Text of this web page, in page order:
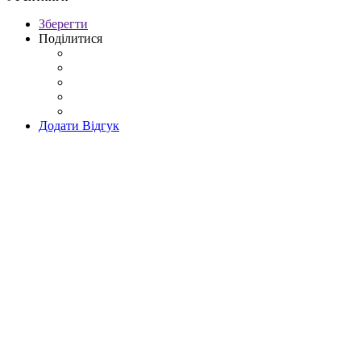
Зберегти
Поділитися
Додати Відгук